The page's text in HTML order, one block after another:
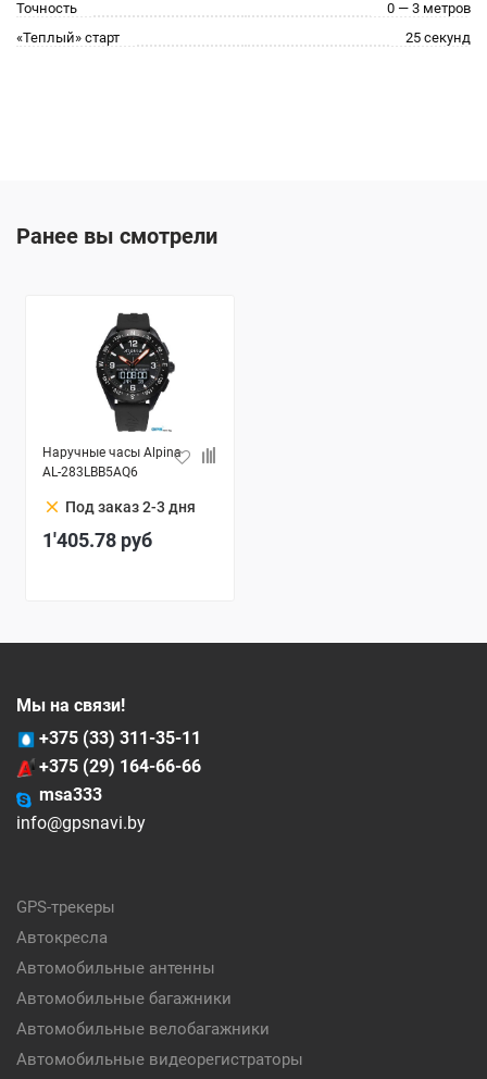
Точность
0 — 3 метров
«Теплый» старт
25 секунд
Ранее вы смотрели
Наручные часы Alpina
AL-283LBB5AQ6
clear Под заказ 2-3 дня
1'405.78 руб
Мы на связи!
+375 (33) 311-35-11
+375 (29) 164-66-66
msa333
info@gpsnavi.by
GPS-трекеры
Автокресла
Автомобильные антенны
Автомобильные багажники
Автомобильные велобагажники
Автомобильные видеорегистраторы